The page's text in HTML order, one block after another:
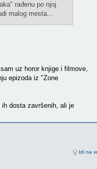
Idi na
rađenu po njoj.
malog mesta...
uz horor knjige i filmove,
epizoda iz "Zone
dosta završenih, ali je